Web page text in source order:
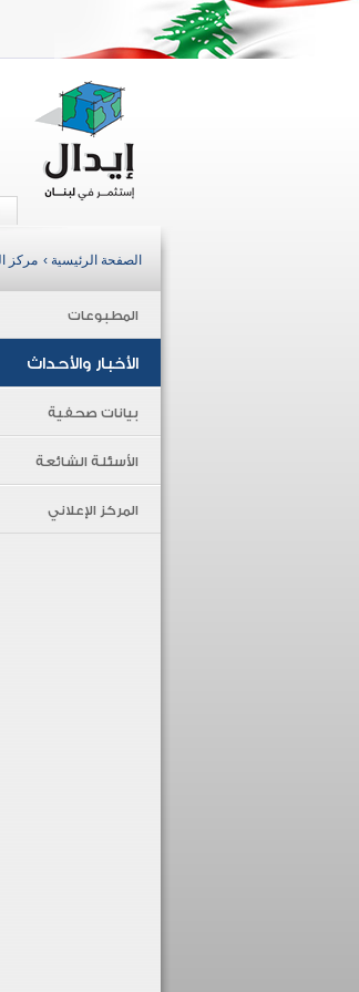
الصفحة الرئيسية › مركز
المطبوعات
الأخبار والأحداث
بيانات صحفية
الأسئلة الشائعة
المركز الإعلاني